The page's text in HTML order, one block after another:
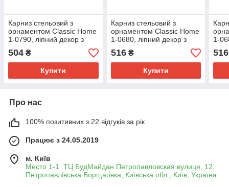
Карниз стельовий з
орнаментом Classic Home
1-0790, ліпний декор з
504 ₴
Купити
Карниз стельовий з
орнаментом Classic Home
1-0680, ліпний декор з
516₴
Купити
1-
516
Про нас
100% позитивних з 22 відгуків за рік
Працює з 24.05.2019
м. Київ
Место 1-1 .ТЦ БудМайдан Петропавловская вулиця, 12,
Петропавлівська Борщагівка, Київська обл., Київ, Україна